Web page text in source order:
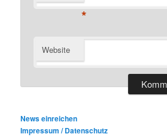
*
Website
News einreichen
Impressum / Datenschutz